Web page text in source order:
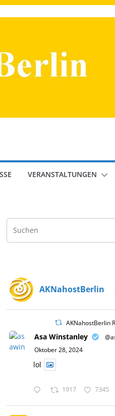
VERANSTALTUNGEN
AKNahostBerlin
AKNahostBerlin
Asa Winstanley
Oktober 28, 2024
lol
1917 7345